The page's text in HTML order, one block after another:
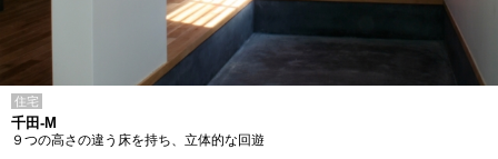
住宅
千田-M
９つの高さの違う床を持ち、立体的な回遊